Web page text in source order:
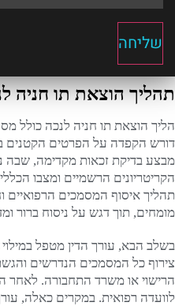
שליחה
תהליך הוצאת תו חניה
הליך הוצאת תו חניה לנכה כולל
דורש הקפדה על הפרטים הקטנים
מבצע בדיקת זכאות מקדימה, שבה
הקריטריונים הרשמיים ומצבו
תהליך איסוף המסמכים הרפואיים
מומחים, תוך דגש על ניסוח ברור
בשלב הבא, עורך הדין מטפל
צירוף כל המסמכים הנדרשים
הרישוי או משרד התחבורה. לאחר
לוועדה רפואית. במקרים כאלה,